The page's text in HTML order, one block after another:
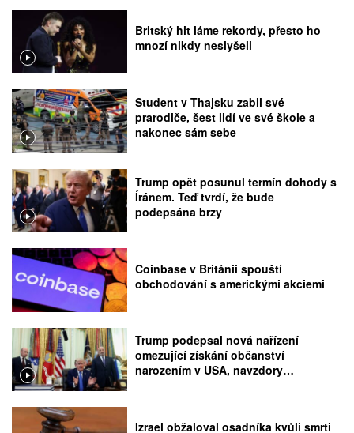
Britský hit láme rekordy, přesto ho
mnozí nikdy neslyšeli
Student v Thajsku zabil své
prarodiče, šest lidí ve své škole a
nakonec sám sebe
Trump opět posunul termín dohody s
Íránem. Teď tvrdí, že bude
podepsána brzy
Coinbase v Británii spouští
obchodování s americkými akciemi
Trump podepsal nová nařízení
omezující získání občanství
narozením v USA, navzdory
Izrael obžaloval osadníka kvůli smrti